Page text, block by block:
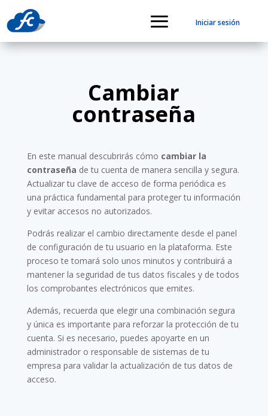
Iniciar sesión
Cambiar
contraseña
En este manual descubrirás cómo cambiar la
contraseña de tu cuenta de manera sencilla y segura.
Actualizar tu clave de acceso de forma periódica es
una práctica fundamental para proteger tu información
y evitar accesos no autorizados.
Podrás realizar el cambio directamente desde el panel
de configuración de tu usuario en la plataforma. Este
proceso te tomará solo unos minutos y contribuirá a
mantener la seguridad de tus datos fiscales y de todos
los comprobantes electrónicos que emites.
Además, recuerda que elegir una combinación segura
y única es importante para reforzar la protección de tu
cuenta. Si es necesario, puedes apoyarte en un
administrador o responsable de sistemas de tu
empresa para validar la actualización de tus datos de
acceso.